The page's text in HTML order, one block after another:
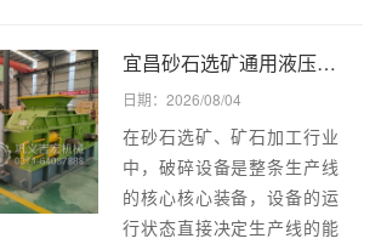
宜昌砂石选矿通用液压对辊破碎机,省电、少损耗、易维护，压缩运营成本拉高整体生产利润!
日期：2026/08/04
在砂石选矿、矿石加工行业
中，破碎设备是整条生产线
的核心核心装备，设备的运
行状态直接决定生产线的能